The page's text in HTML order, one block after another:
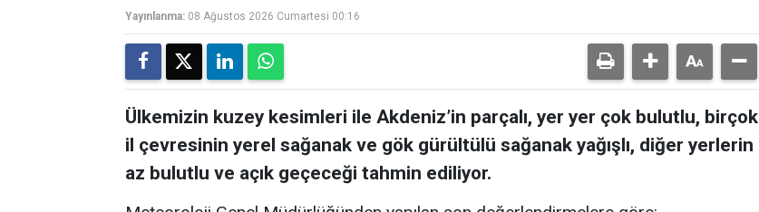
Yayınlanma: 08 Ağustos 2026 Cumartesi 00:16
Ülkemizin kuzey kesimleri ile Akdeniz’in parçalı, yer yer çok bulutlu, birçok
il çevresinin yerel sağanak ve gök gürültülü sağanak yağışlı, diğer yerlerin
az bulutlu ve açık geçeceği tahmin ediliyor.